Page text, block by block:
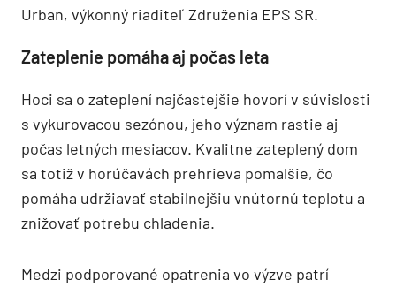
Urban, výkonný riaditeľ Združenia EPS SR.
Zateplenie pomáha aj počas leta
Hoci sa o zateplení najčastejšie hovorí v súvislosti
s vykurovacou sezónou, jeho význam rastie aj
počas letných mesiacov. Kvalitne zateplený dom
sa totiž v horúčavách prehrieva pomalšie, čo
pomáha udržiavať stabilnejšiu vnútornú teplotu a
znižovať potrebu chladenia.
Medzi podporované opatrenia vo výzve patrí